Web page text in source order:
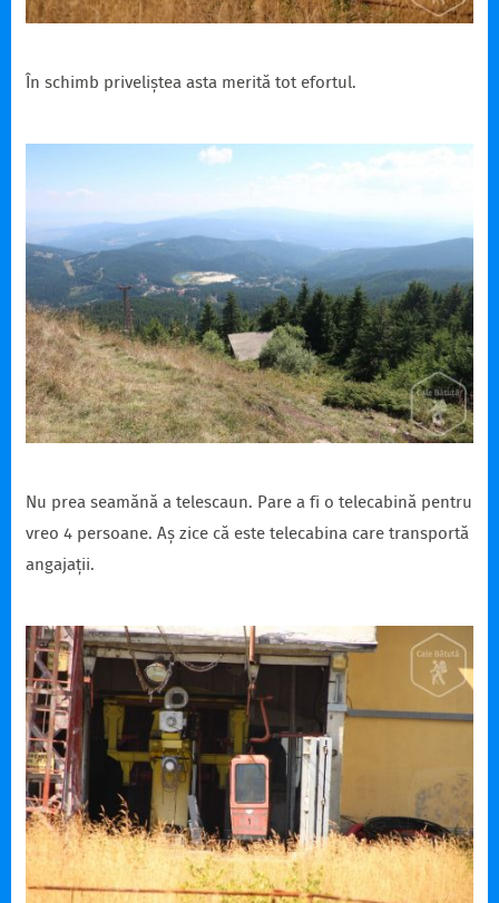
În schimb priveliștea asta merită tot efortul.
Nu prea seamănă a telescaun. Pare a fi o telecabină pentru
vreo 4 persoane. Aș zice că este telecabina care transportă
angajații.